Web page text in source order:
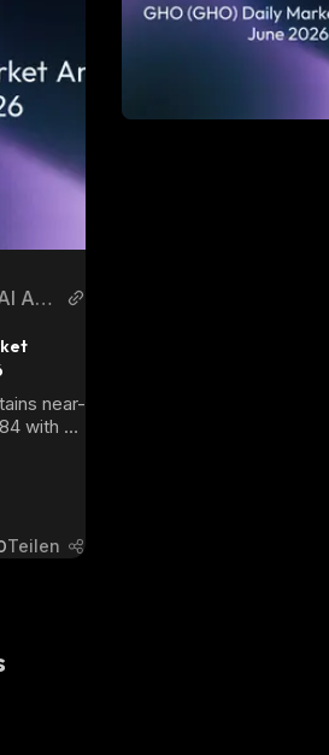
Arti
near-
with
Teilen